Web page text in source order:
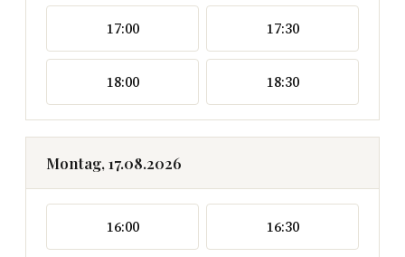
17:00 17:30
18:00 18:30
Montag, 17.08.2026
16:00 16:30